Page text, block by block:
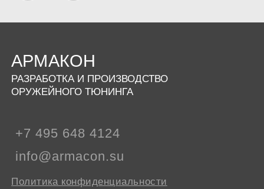
АРМАКОН
РАЗРАБОТКА И ПРОИЗВОДСТВО
ОРУЖЕЙНОГО ТЮНИНГА
+7 495 648 4124
info@armacon.su
Политика конфиденциальности